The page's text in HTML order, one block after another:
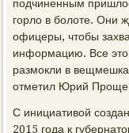
подчиненным
горло в болоте. Они
офицеры, чтобы
информацию. Все это
размокли в
отметил Юрий
С инициативой
2015 года к